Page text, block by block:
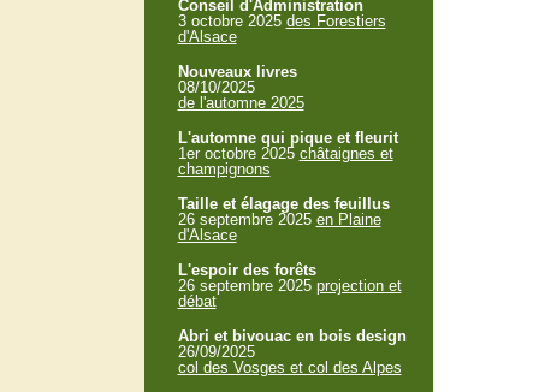
Conseil d'Administration
3 octobre 2025 des Forestiers
d'Alsace
Nouveaux livres
08/10/2025
de l'automne 2025
L'automne qui pique et fleurit
1er octobre 2025 châtaignes et
champignons
Taille et élagage des feuillus
26 septembre 2025 en Plaine
d'Alsace
L'espoir des forêts
26 septembre 2025 projection et
débat
Abri et bivouac en bois design
26/09/2025
col des Vosges et col des Alpes